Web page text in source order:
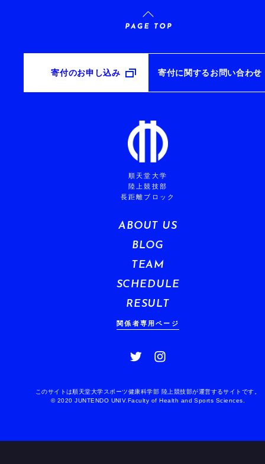
寄付のお申し込み 寄付に関するお問い合わせ
順天堂大学
陸上競技部
長距離ブロック
ABOUT US
BLOG
TEAM
SCHEDULE
RESULT
関係者専用ページ
このサイトは順天堂大学スポーツ健康科学部 陸上競技部が運営するサイトです。
© 2020 JUNTENDO UNIV.Faculty of Health and Sports Sciences.